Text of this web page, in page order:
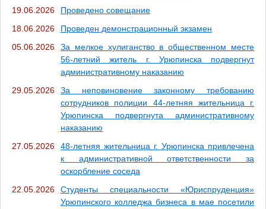
19.06.2026
Проведено совещание
18.06.2026
Проведен демонстрационный экзамен
05.06.2026
За мелкое хулиганство в общественном месте
56-летний житель г. Урюпинска подвергнут
административному наказанию
29.05.2026
За неповиновение законному требованию
сотрудников полиции 44-летняя жительница г.
Урюпинска подвергнута административному
наказанию
27.05.2026
48-летняя жительница г. Урюпинска привлечена
к административной ответственности за
оскорбление соседа
22.05.2026
Студенты специальности «Юриспруденция»
Урюпинского колледжа бизнеса в мае посетили